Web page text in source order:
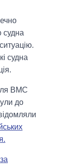
судна
судна
ВМС
до